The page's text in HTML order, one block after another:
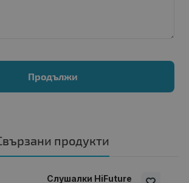
Продължи
продукти
Слушалки HiFuture